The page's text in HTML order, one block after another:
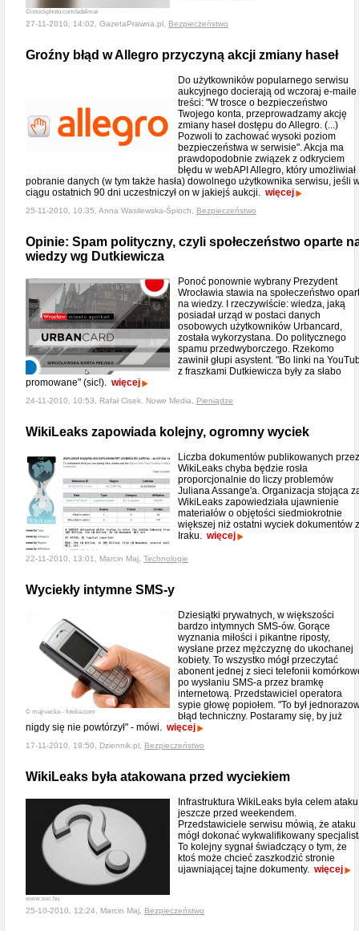
©istockphoto.com/edelmar
27-11-2010, 14:02, GazetaPrawna.pl, Bezpieczeństwo
Groźny błąd w Allegro przyczyną akcji zmiany haseł
Do użytkowników popularnego serwisu
aukcyjnego docierają od wczoraj e-maile
treści: "W trosce o bezpieczeństwo
Twojego konta, przeprowadzamy akcję
zmiany haseł dostępu do Allegro. (...)
Pozwoli to zachować wysoki poziom
bezpieczeństwa w serwisie". Akcja ma
prawdopodobnie związek z odkryciem
błędu w webAPI Allegro, który umożliwiał
pobranie danych (w tym także hasła) dowolnego użytkownika serwisu, jeśli
ciągu ostatnich 90 dni uczestniczył on w jakiejś aukcji. więcej
25-11-2010, 10:35, Anna Wasilewska-Śpioch, Bezpieczeństwo
Opinie: Spam polityczny, czyli społeczeństwo oparte
wiedzy wg Dutkiewicza
Ponoć ponownie wybrany Prezydent
Wrocławia stawia na społeczeństwo
na wiedzy. I rzeczywiście: wiedza, jaką
posiadał urząd w postaci danych
osobowych użytkowników Urbancard,
została wykorzystana. Do politycznego
spamu przedwyborczego. Rzekomo
zawinił głupi asystent. "Bo linki na
z fraszkami Dutkiewicza były za słabo
promowane" (sic!). więcej
24-11-2010, 10:53, Rafał Cisek, Nowe Media, Pieniądze
WikiLeaks zapowiada kolejny, ogromny wyciek
Liczba dokumentów publikowanych przez
WikiLeaks chyba będzie rosła
proporcjonalnie do liczy problemów
Juliana Assange'a. Organizacja stojąca
WikiLeaks zapowiedziała ujawnienie
materiałów o objętości siedmiokrotnie
większej niż ostatni wyciek dokumentów z
Iraku. więcej
22-11-2010, 13:01, Marcin Maj, Technologie
Wyciekły intymne SMS-y
© majivecka - fotolia.com
Dziesiątki prywatnych, w większości
bardzo intymnych SMS-ów. Gorące
wyznania miłości i pikantne riposty,
wysłane przez mężczyznę do ukochanej
kobiety. To wszystko mógł przeczytać
abonent jednej z sieci telefonii
po wysłaniu SMS-a przez bramkę
internetową. Przedstawiciel operatora
sypie głowę popiołem. "To był
błąd techniczny. Postaramy się, by już
nigdy się nie powtórzył" - mówi. więcej
17-11-2010, 19:50, Dziennik.pl, Bezpieczeństwo
WikiLeaks była atakowana przed wyciekiem
www.sxc.hu
Infrastruktura WikiLeaks była celem ataku
jeszcze przed weekendem.
Przedstawiciele serwisu mówią, że ataku
mógł dokonać wykwalifikowany
To kolejny sygnał świadczący o tym, że
ktoś może chcieć zaszkodzić stronie
ujawniającej tajne dokumenty. więcej
25-10-2010, 12:24, Marcin Maj, Bezpieczeństwo